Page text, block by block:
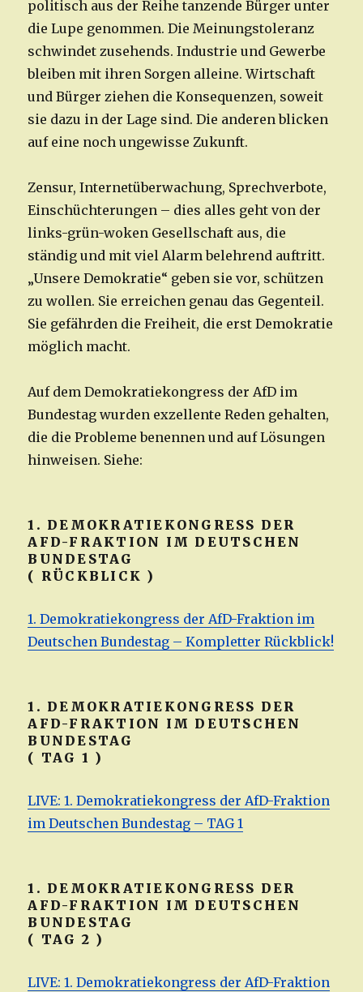
politisch aus der Reihe tanzende Bürger unter
die Lupe genommen. Die Meinungstoleranz
schwindet zusehends. Industrie und Gewerbe
bleiben mit ihren Sorgen alleine. Wirtschaft
und Bürger ziehen die Konsequenzen, soweit
sie dazu in der Lage sind. Die anderen blicken
auf eine noch ungewisse Zukunft.
Zensur, Internetüberwachung, Sprechverbote,
Einschüchterungen – dies alles geht von der
links-grün-woken Gesellschaft aus, die
ständig und mit viel Alarm belehrend auftritt.
„Unsere Demokratie“ geben sie vor, schützen
zu wollen. Sie erreichen genau das Gegenteil.
Sie gefährden die Freiheit, die erst Demokratie
möglich macht.
Auf dem Demokratiekongress der AfD im
Bundestag wurden exzellente Reden gehalten,
die die Probleme benennen und auf Lösungen
hinweisen. Siehe:
1. DEMOKRATIEKONGRESS DER
AFD-FRAKTION IM DEUTSCHEN
BUNDESTAG
( RÜCKBLICK )
1. Demokratiekongress der AfD-Fraktion im
Deutschen Bundestag – Kompletter Rückblick!
1. DEMOKRATIEKONGRESS DER
AFD-FRAKTION IM DEUTSCHEN
BUNDESTAG
( TAG 1 )
LIVE: 1. Demokratiekongress der AfD-Fraktion
im Deutschen Bundestag – TAG 1
1. DEMOKRATIEKONGRESS DER
AFD-FRAKTION IM DEUTSCHEN
BUNDESTAG
( TAG 2 )
LIVE: 1. Demokratiekongress der AfD-Fraktion